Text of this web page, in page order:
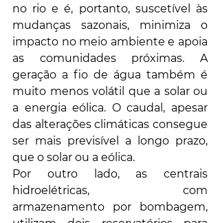
no rio e é, portanto, suscetível às
mudanças sazonais, minimiza o
impacto no meio ambiente e apoia
as comunidades próximas. A
geração a fio de água também é
muito menos volátil que a solar ou
a energia eólica. O caudal, apesar
das alterações climáticas consegue
ser mais previsível a longo prazo,
que o solar ou a eólica.
Por outro lado, as centrais
hidroelétricas, com
armazenamento por bombagem,